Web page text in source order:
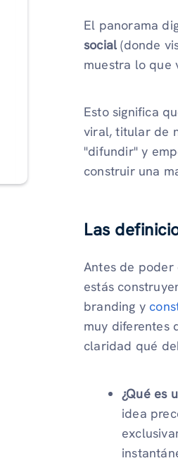
El panorama
social (donde
muestra lo que
Esto significa
viral, titular de
"difundir" y
construir una
Las
Antes de poder
estás
branding y
muy diferentes
claridad qué
¿Qué es
idea